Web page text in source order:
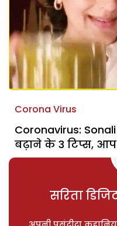
Corona Virus
Coronavirus:
बढ़ाने के 3 टिप्स,
सरिता